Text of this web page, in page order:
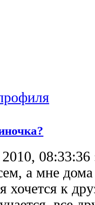
08:33:36
а мне
хочется к